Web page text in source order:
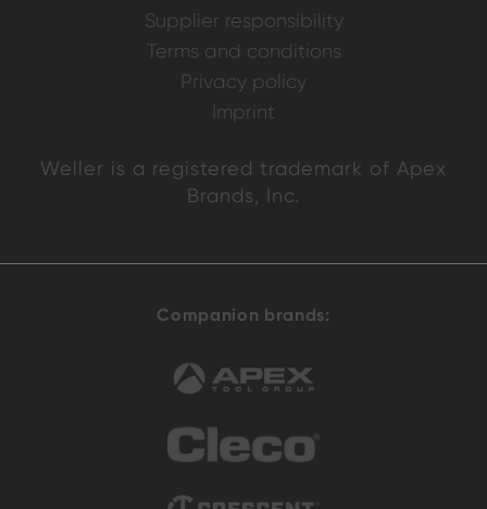
Supplier responsibility
Terms and conditions
Privacy policy
Imprint
Weller is a registered trademark of Apex
Brands, Inc.
Companion brands: